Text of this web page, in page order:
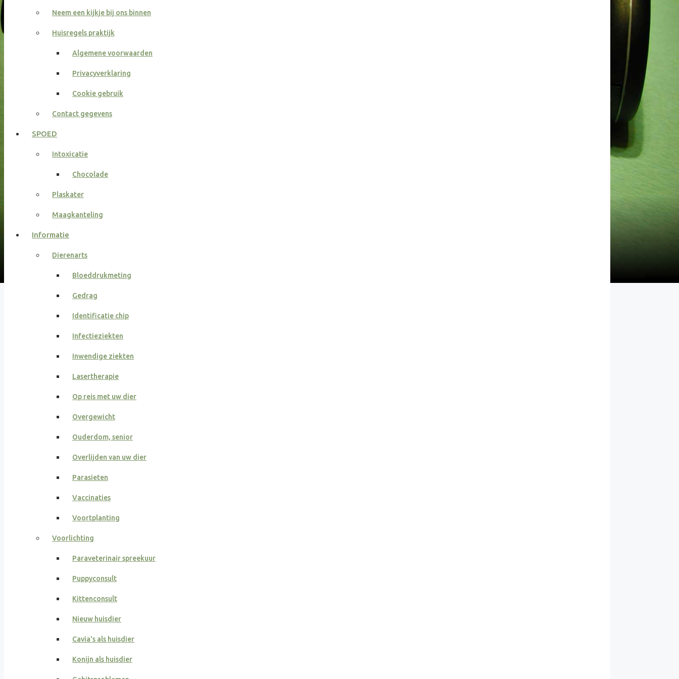
Neem een kijkje bij ons binnen
Huisregels praktijk
Algemene voorwaarden
Privacyverklaring
Cookie gebruik
Contact gegevens
SPOED
Intoxicatie
Chocolade
Plaskater
Maagkanteling
Informatie
Dierenarts
Bloeddrukmeting
Gedrag
Identificatie chip
Infectieziekten
Inwendige ziekten
Lasertherapie
Op reis met uw dier
Overgewicht
Ouderdom, senior
Overlijden van uw dier
Parasieten
Vaccinaties
Voortplanting
Voorlichting
Paraveterinair spreekuur
Puppyconsult
Kittenconsult
Nieuw huisdier
Cavia's als huisdier
Konijn als huisdier